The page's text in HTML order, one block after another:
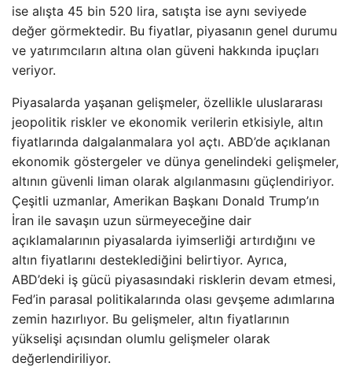
ise alışta 45 bin 520 lira, satışta ise aynı seviyede
değer görmektedir. Bu fiyatlar, piyasanın genel durumu
ve yatırımcıların altına olan güveni hakkında ipuçları
veriyor.
Piyasalarda yaşanan gelişmeler, özellikle uluslararası
jeopolitik riskler ve ekonomik verilerin etkisiyle, altın
fiyatlarında dalgalanmalara yol açtı. ABD’de açıklanan
ekonomik göstergeler ve dünya genelindeki gelişmeler,
altının güvenli liman olarak algılanmasını güçlendiriyor.
Çeşitli uzmanlar, Amerikan Başkanı Donald Trump’ın
İran ile savaşın uzun sürmeyeceğine dair
açıklamalarının piyasalarda iyimserliği artırdığını ve
altın fiyatlarını desteklediğini belirtiyor. Ayrıca,
ABD’deki iş gücü piyasasındaki risklerin devam etmesi,
Fed’in parasal politikalarında olası gevşeme adımlarına
zemin hazırlıyor. Bu gelişmeler, altın fiyatlarının
yükselişi açısından olumlu gelişmeler olarak
değerlendiriliyor.